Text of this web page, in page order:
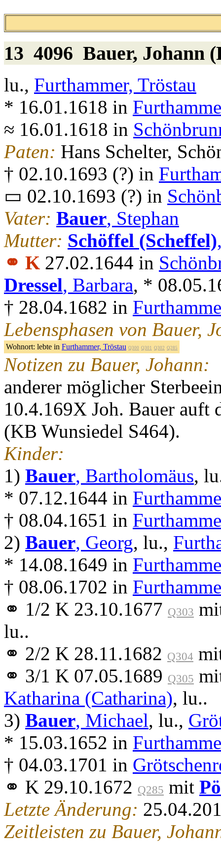
13 4096 Bauer, Johann
lu., Furthammer, Tröstau
* 16.01.1618 in
≈ 16.01.1618 in
Paten: Hans Schelter,
† 02.10.1693 (?) in
▭ 02.10.1693 (?) in
Vater: Bauer, Stephan
Mutter: Schöffel (Scheffel)
⚭ K 27.02.1644 in
Dressel, Barbara, *
† 28.04.1682 in
Lebensphasen von Bauer,
Wohnort: lebte in Furthammer, Tröstau Q300 Q301 Q302 Q285
Notizen zu Bauer, Johann:
anderer möglicher
10.4.169X Joh. Bauer auft
(KB Wunsiedel S464).
Kinder:
1) Bauer, Bartholomäus,
* 07.12.1644 in
† 08.04.1651 in
2) Bauer, Georg, lu.,
* 14.08.1649 in
† 08.06.1702 in
⚭ 1/2 K 23.10.1677 Q303
lu..
⚭ 2/2 K 28.11.1682 Q304
⚭ 3/1 K 07.05.1689 Q305
Katharina (Catharina), lu..
3) Bauer, Michael, lu.,
* 15.03.1652 in
† 04.03.1701 in
⚭ K 29.10.1672 Q285 mit
Letzte Änderung:
Zeitleisten zu Bauer,